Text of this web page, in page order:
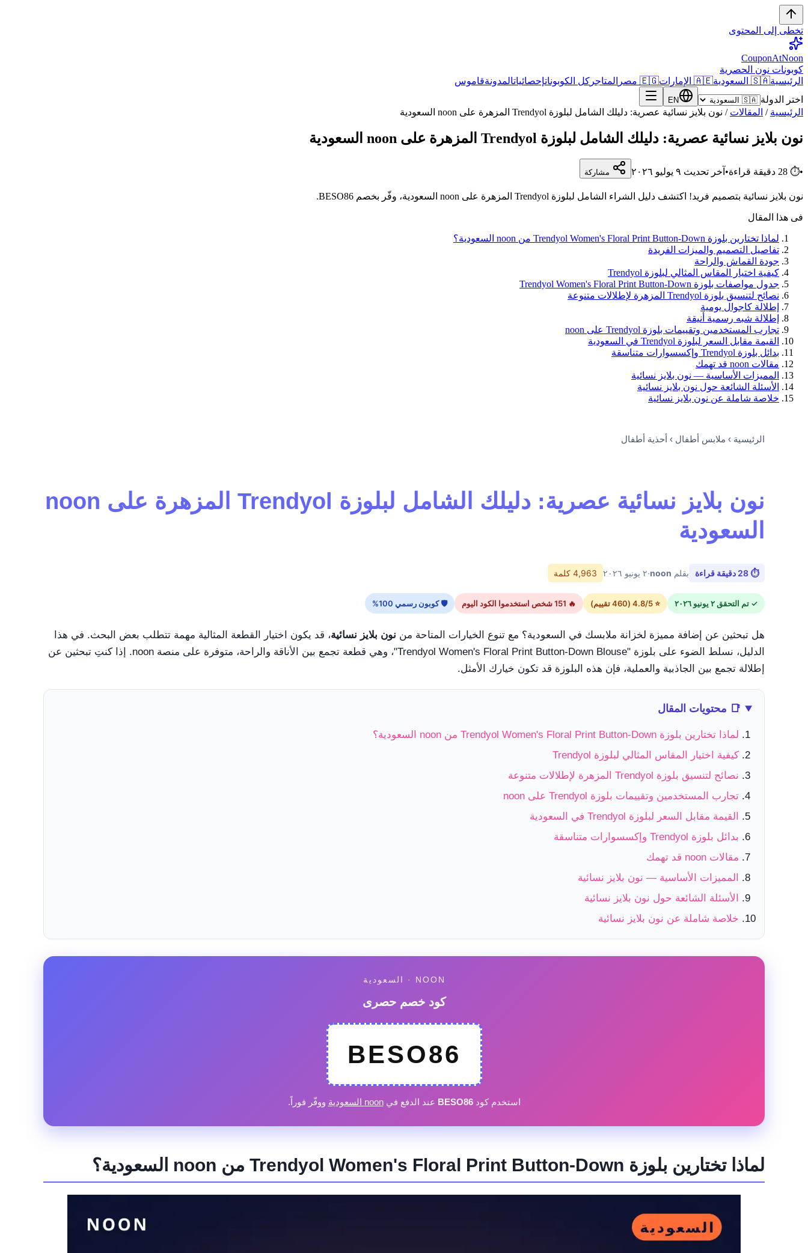
تخطى إلى المحتوى
CouponAtNoon
كوبونات نون الحصرية
الرئيسية🇸🇦 السعودية 🇦🇪 الإمارات 🇪🇬 مصر المتاجر كل الكوبوناتإحصائياتالمدونةقاموس
اختر الدولة
EN
الرئيسية / المقالات / نون بلايز نسائية عصرية: دليلك الشامل لبلوزة Trendyol المزهرة على noon السعودية
نون بلايز نسائية عصرية: دليلك الشامل لبلوزة Trendyol المزهرة على noon السعودية
•
⏱
28 دقيقة قراءة• آخر تحديث ٩ يوليو ٢٠٢٦ مشاركة
نون بلايز نسائية بتصميم فريد! اكتشف دليل الشراء الشامل لبلوزة Trendyol المزهرة على noon السعودية، وفّر بخصم BESO86.
فى هذا المقال
لماذا تختارين بلوزة Trendyol Women's Floral Print Button-Down من noon السعودية؟
تفاصيل التصميم والميزات الفريدة
جودة القماش والراحة
كيفية اختيار المقاس المثالي لبلوزة Trendyol
جدول مواصفات بلوزة Trendyol Women's Floral Print Button-Down
نصائح لتنسيق بلوزة Trendyol المزهرة لإطلالات متنوعة
إطلالة كاجوال يومية
إطلالة شبه رسمية أنيقة
تجارب المستخدمين وتقييمات بلوزة Trendyol على noon
القيمة مقابل السعر لبلوزة Trendyol في السعودية
بدائل بلوزة Trendyol وإكسسوارات متناسقة
مقالات noon قد تهمك
المميزات الأساسية — نون بلايز نسائية
الأسئلة الشائعة حول نون بلايز نسائية
خلاصة شاملة عن نون بلايز نسائية
الرئيسية › ملابس أطفال › أحذية أطفال
نون بلايز نسائية عصرية: دليلك الشامل لبلوزة Trendyol المزهرة على noon
السعودية
⏱ 28 دقيقة قراءة بقلم noon
·٢ يونيو ٢٠٢٦ 4,963 كلمة
✓ تم التحقق ٢ يونيو ٢٠٢٦ ⭐ 4.8/5 (460 تقييم) 🔥 151 شخص استخدموا الكود اليوم 🛡 كوبون رسمي 100%
هل تبحثين عن إضافة مميزة لخزانة ملابسك في السعودية؟ مع تنوع الخيارات المتاحة من نون بلايز نسائية، قد يكون اختيار القطعة المثالية مهمة تتطلب بعض البحث. في هذا
الدليل، نسلط الضوء على بلوزة "Trendyol Women's Floral Print Button-Down Blouse"، وهي قطعة تجمع بين الأناقة والراحة، متوفرة على منصة noon. إذا كنتِ تبحثين عن
إطلالة تجمع بين الجاذبية والعملية، فإن هذه البلوزة قد تكون خيارك الأمثل.
📑 محتويات المقال
لماذا تختارين بلوزة Trendyol Women's Floral Print Button-Down من noon السعودية؟
كيفية اختيار المقاس المثالي لبلوزة Trendyol
نصائح لتنسيق بلوزة Trendyol المزهرة لإطلالات متنوعة
تجارب المستخدمين وتقييمات بلوزة Trendyol على noon
القيمة مقابل السعر لبلوزة Trendyol في السعودية
بدائل بلوزة Trendyol وإكسسوارات متناسقة
مقالات noon قد تهمك
المميزات الأساسية — نون بلايز نسائية
الأسئلة الشائعة حول نون بلايز نسائية
خلاصة شاملة عن نون بلايز نسائية
NOON · السعودية
كود خصم حصرى
BESO86
استخدم كودBESO86 عند الدفع فيnoon السعودية ووفّر فوراً.
لماذا تختارين بلوزة Trendyol Women's Floral Print Button-Down من noon السعودية؟